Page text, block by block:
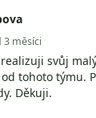
3 měsíci
svůj
tohoto týmu.
Děkuji.